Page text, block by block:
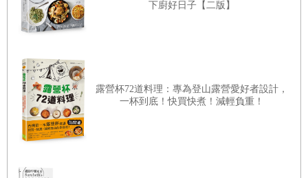
下廚好日子【二版】
露營杯72道料理：專為登山露營愛好者設計，
一杯到底！快買快煮！減輕負重！